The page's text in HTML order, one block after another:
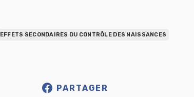
EFFETS SECONDAIRES DU CONTRÔLE DES NAISSANCES
PARTAGER